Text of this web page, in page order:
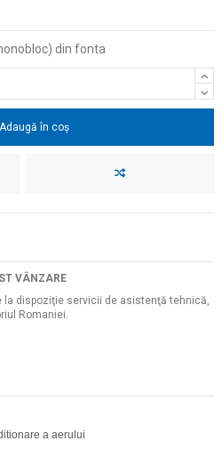
din fonta
Adaugă în coș
VÂNZARE
la dispoziţie servicii de asistenţă tehnică,
Romaniei.
a aerului